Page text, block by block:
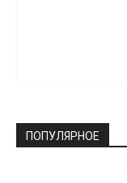
ПОПУЛЯРНОЕ